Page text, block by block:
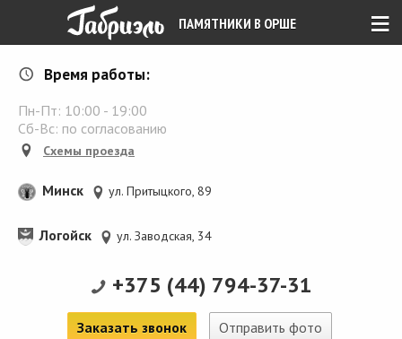
≡
ПАМЯТНИКИ В ОРШЕ
Время работы:
Пн-Пт: 10:00 - 19:00
Сб-Вс: по согласованию
Схемы проезда
Минск ул. Притыцкого, 89
Логойск ул. Заводская, 34
+375 (44) 794-37-31
Заказать звонок Отправить фото